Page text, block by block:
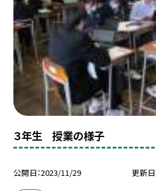
３年生 授業の様子
公開日 2023/11/29 更新日